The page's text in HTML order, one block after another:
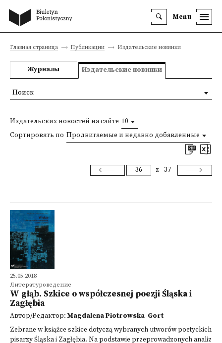
Menu
Главная страница Публикации Издательские новинки
Журналы Издательские новинки
Издательских новостей на сайте 10
Сортировать по Продвигаемые и недавно добавленные
z 37
25.05.2018
Литературоведение
W głąb. Szkice o współczesnej poezji Śląska i
Zagłębia
Автор/Редактор:Magdalena Piotrowska-Gort
Zebrane w książce szkice dotyczą wybranych utworów poetyckich
pisarzy Śląska i Zagłębia. Na podstawie przeprowadzonych analiz
Поиск